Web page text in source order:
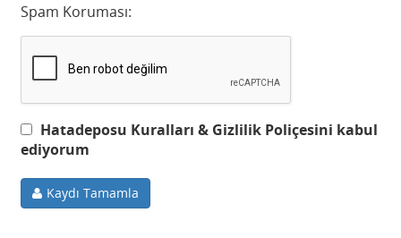
Spam Koruması:
Hatadeposu Kuralları & Gizlilik Poliçesini kabul
ediyorum
Kaydı Tamamla